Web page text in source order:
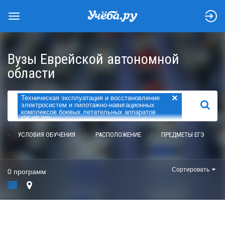
Вузы Еврейской автономной
области
Техническая эксплуатация и восстановление
электросистем и пилотажно-навигационных
комплексов боевых летательных аппаратов
(25.05.02)
×
НАЙТИ
УСЛОВИЯ ОБУЧЕНИЯ РАСПОЛОЖЕНИЕ ПРЕДМЕТЫ ЕГЭ
0 программ Сортировать